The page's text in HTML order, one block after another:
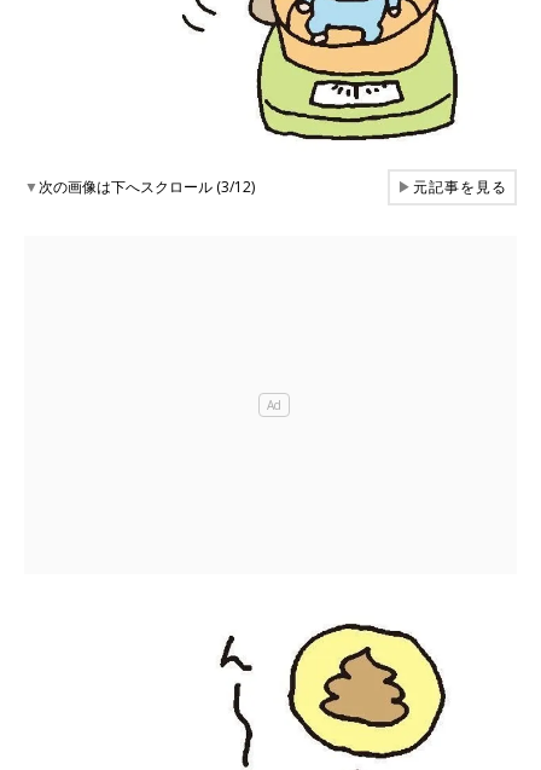
▼次の画像は下へスクロール (3/12) ▶元記事を見る